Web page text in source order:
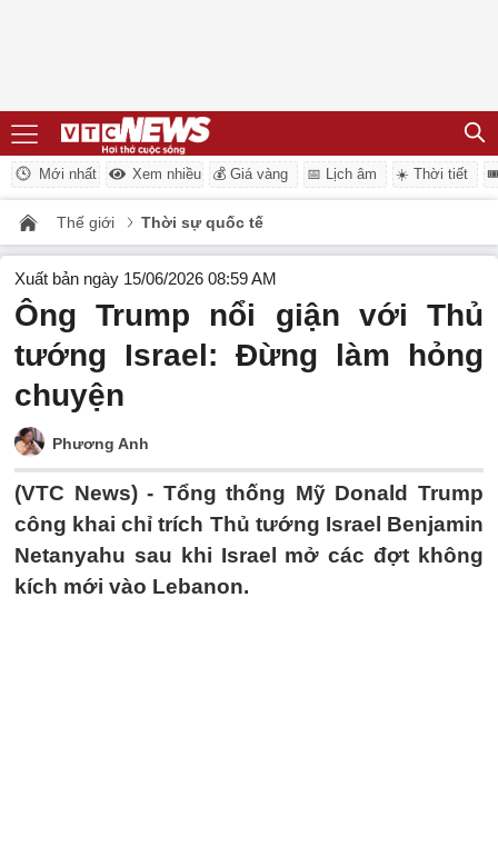
Mới nhất Xem nhiều 💰 Giá vàng 📅 Lịch âm ☀️ Thời tiết
Thế giới Thời sự quốc tế
Xuất bản ngày 15/06/2026 08:59 AM
Ông Trump nổi giận với Thủ
tướng Israel: Đừng làm hỏng
chuyện
Phương Anh
(VTC News) - Tổng thống Mỹ Donald Trump
công khai chỉ trích Thủ tướng Israel Benjamin
Netanyahu sau khi Israel mở các đợt không
kích mới vào Lebanon.